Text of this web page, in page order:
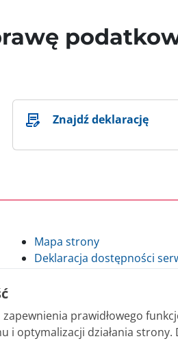
Znajdź deklarację
Mapa strony
Deklaracja dostępności
Polityka cookie
Klauzula informacyjna
podatki.gov.pl - archiwum
prawidłowego
i optymalizacji działania strony.